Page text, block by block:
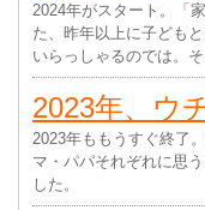
2024年がスタート。「
た、昨年以上に子ども
いらっしゃるのでは。
2023年、ウ
2023年ももうすぐ終了
マ・パパそれぞれに思
した。